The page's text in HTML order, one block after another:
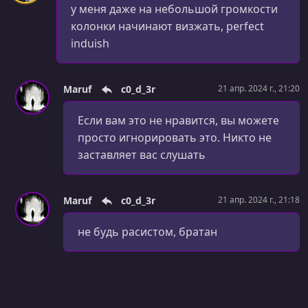
Partition Keys: Properties
УРОК 25.
Restrictions On Partition Keys
00:09:13
Restrictions On Clustering Keys
УРОК 28.
Restrictions On Secondary Indexes
00:02:28
у меня даже на небольшой громкости
колонки начинают визжать, perfect
induish
Maruf c0_d_3r 21 апр. 2024 г., 21:20
Если вам это не нравится, вы можете
просто игнорировать это. Никто не
заставляет вас слушать
Maruf c0_d_3r 21 апр. 2024 г., 21:18
не будь расистом, братан